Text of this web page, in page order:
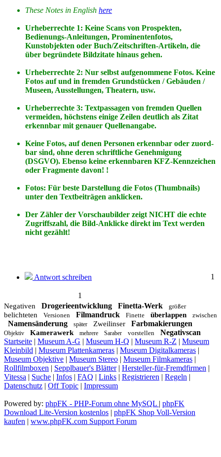
These Notes in English here
Urheberrechte 1: Keine Scans von Prospekten,
Bedienungs-Anleitungen, Prominentenfotos,
Kunstobjekten oder Buch/Zeitschriften-Artikeln, die
über begründete Bildzitate hinaus gehen.
Urheberrechte 2: Nur selbst aufgenommene Fotos. Keine
Fotos aufund in fremden Grundstücken / Gebäuden /
Museen, Ausstellungen, Theatern, usw.
Urheberrechte 3: Textpassagen von fremden Quellen
vermeiden, höchstens einige Zeilen deutlich als Zitat
erkennbar mit genauer Quellenangabe.
Keine Fotos, auf denen Personen erkennbar oder zuord-
bar sind, ohne deren schriftliche Genehmigung
(DSGVO). Ebenso keine erkennbaren KFZ-Kennzeichen
oder Fragmente davon! !
Fotos: Für beste Darstellung die Fotos (Thumbnails)
unter den Textbeiträgen anklicken.
Der Zähler der Vorschaubilder zeigt NICHT die echte
Zugriffszahl, die Bild-Anklicke direkt im Text werden
nicht gezählt!
Antwort schreiben 1
1
Negativen Drogerieentwicklung Finetta-Werk größer
belichteten Versionen Filmandruck Finette überlappen zwischen
Namensänderung später Zweilinser Farbmakierungen
Objektiv Kamerawerk mehrere Saraber vorstellen
Negativscan
Startseite | Museum A-G | Museum H-Q | Museum R-Z | Museum
Kleinbild | Museum Plattenkameras | Museum Digitalkameras |
Museum Objektive | Museum Stereo | Museum Filmkameras |
Rollfilmboxen | Sepplbauer's Blätter| Hersteller-für-Fremdfirmen |
Vitessa | Suche | Infos | FAQ | Links | Registrieren | Regeln |
Datenschutz | Off Topic | Impressum
Powered by: phpFK - PHP-Forum ohne MySQL | phpFK
Download Lite-Version kostenlos | phpFK Shop Voll-Version
kaufen | www.phpFK.com Support Forum